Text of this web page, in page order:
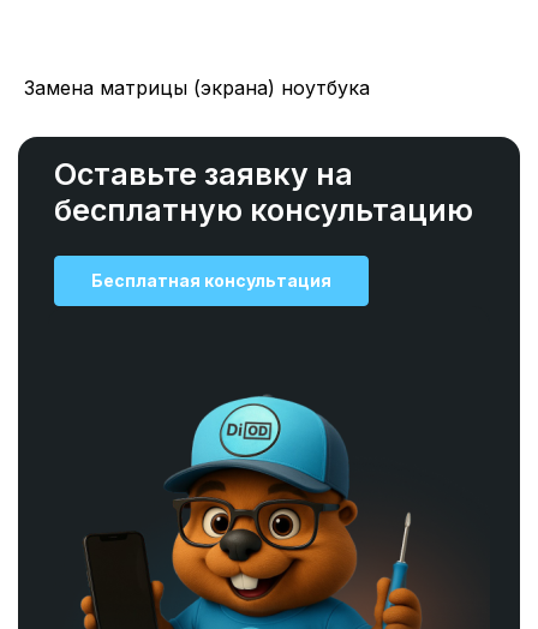
Замена матрицы (экрана) ноутбука
Оставьте заявку на
бесплатную консультацию
Бесплатная консультация